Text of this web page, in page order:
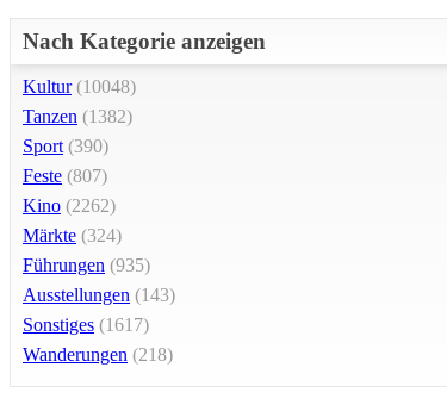
Nach Kategorie anzeigen
Kultur(10048)
Tanzen (1382)
Sport (390)
Feste (807)
Kino (2262)
Märkte (324)
Führungen (935)
Ausstellungen (143)
Sonstiges (1617)
Wanderungen (218)